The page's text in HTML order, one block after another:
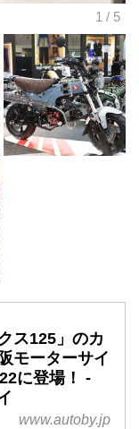
ス125」のカ
モーターサイ
に登場！ -
www.autoby.jp